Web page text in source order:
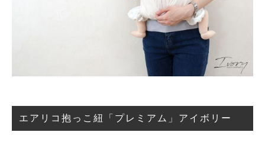
エアリコ抱っこ紐「プレミアム」アイボリー